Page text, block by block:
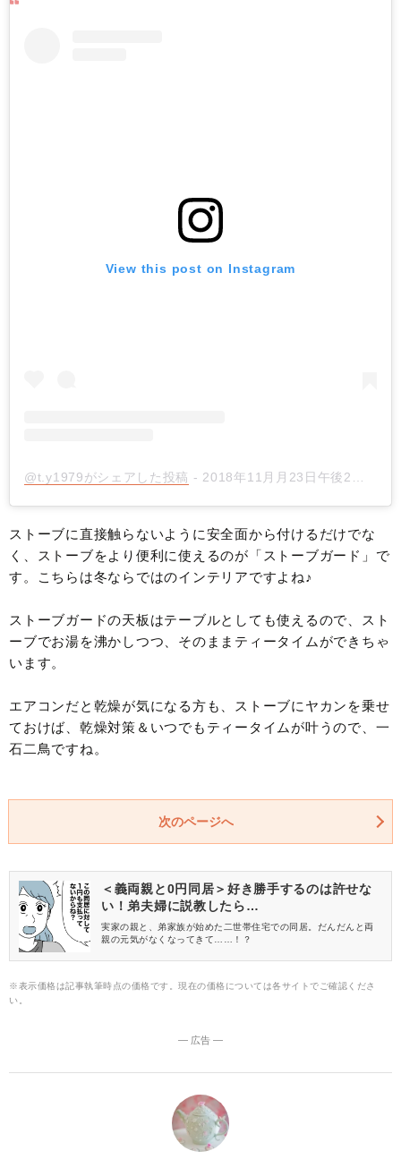
View this post on Instagram
@t.y1979がシェアした投稿 - 2018年11月月23日午後2時24分PST
ストーブに直接触らないように安全面から付けるだけでな
く、ストーブをより便利に使えるのが「ストーブガード」で
す。こちらは冬ならではのインテリアですよね♪
ストーブガードの天板はテーブルとしても使えるので、スト
ーブでお湯を沸かしつつ、そのままティータイムができちゃ
います。
エアコンだと乾燥が気になる方も、ストーブにヤカンを乗せ
ておけば、乾燥対策＆いつでもティータイムが叶うので、一
石二鳥ですね。
次のページへ
＜義両親と0円同居＞好き勝手するのは許せな
い！弟夫婦に説教したら…
実家の親と、弟家族が始めた二世帯住宅での同居。だんだんと両
親の元気がなくなってきて……！？
※表示価格は記事執筆時点の価格です。現在の価格については各サイトでご確認くださ
い。
― 広告 ―